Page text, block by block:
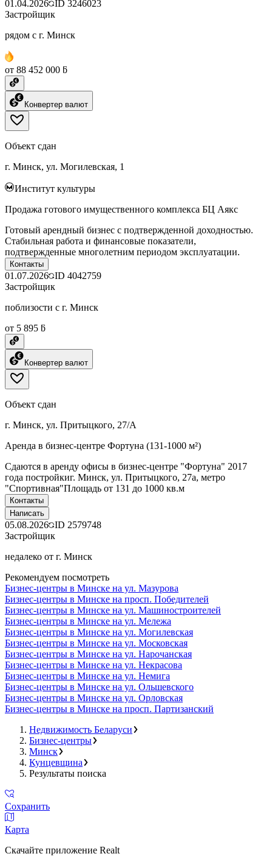
01.04.2026 ID 3246023
Застройщик
рядом с г. Минск
от 88 452 000 ƃ
Конвертер валют
Объект сдан
г. Минск, ул. Могилевская, 1
Институт культуры
Продажа готового имущественного комплекса БЦ Аякс
Готовый арендный бизнес с подтвержденной доходностью.
Стабильная работа и финансовые показатели,
подтвержденные многолетним периодом эксплуатации.
Контакты
01.07.2026 ID 4042759
Застройщик
поблизости с г. Минск
от 5 895 ƃ
Конвертер валют
Объект сдан
г. Минск, ул. Притыцкого, 27/А
Аренда в бизнес-центре Фортуна (131-1000 м²)
Сдаются в аренду офисы в бизнес-центре "Фортуна" 2017
года постройкиг. Минск, ул. Притыцкого, 27а, метро
"Спортивная"Площадь от 131 до 1000 кв.м
Контакты
Написать
05.08.2026 ID 2579748
Застройщик
недалеко от г. Минск
Рекомендуем посмотреть
Бизнес-центры в Минске на ул. Мазурова
Бизнес-центры в Минске на просп. Победителей
Бизнес-центры в Минске на ул. Машиностроителей
Бизнес-центры в Минске на ул. Мележа
Бизнес-центры в Минске на ул. Могилевская
Бизнес-центры в Минске на ул. Московская
Бизнес-центры в Минске на ул. Нарочанская
Бизнес-центры в Минске на ул. Некрасова
Бизнес-центры в Минске на ул. Немига
Бизнес-центры в Минске на ул. Ольшевского
Бизнес-центры в Минске на ул. Орловская
Бизнес-центры в Минске на просп. Партизанский
Недвижимость Беларуси
Бизнес-центры
Минск
Кунцевщина
Результаты поиска
Сохранить
Карта
Скачайте приложение Realt